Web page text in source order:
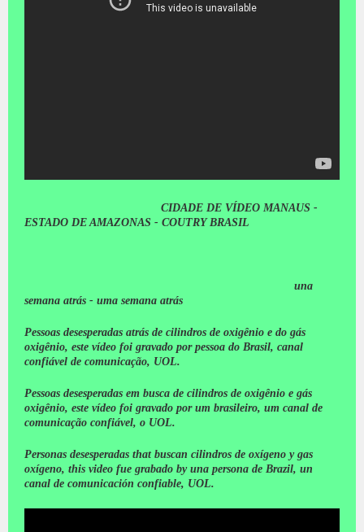
CIDADE DE VÍDEO MANAUS -
ESTADO DE AMAZONAS - COUTRY BRASIL
una
semana atrás - uma semana atrás
Pessoas desesperadas atrás de cilindros de oxigênio e do gás
oxigênio, este vídeo foi gravado por pessoa do Brasil, canal
confiável de comunicação, UOL.
Pessoas desesperadas em busca de cilindros de oxigênio e gás
oxigênio, este vídeo foi gravado por um brasileiro, um canal de
comunicação confiável, o UOL.
Personas desesperadas that buscan cilindros de oxígeno y gas
oxígeno, this video fue grabado by una persona de Brazil, un
canal de comunicación confiable, UOL.